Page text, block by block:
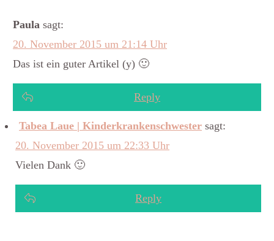
Paula sagt:
20. November 2015 um 21:14 Uhr
Das ist ein guter Artikel (y) 🙂
Reply
Tabea Laue | Kinderkrankenschwester sagt:
20. November 2015 um 22:33 Uhr
Vielen Dank 🙂
Reply